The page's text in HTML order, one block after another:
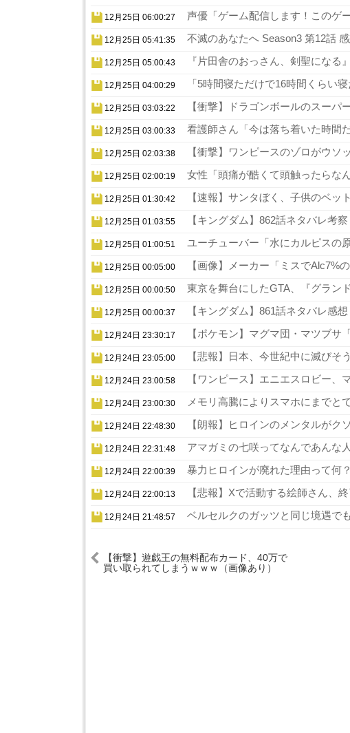
12月25日 06:00:27 声優「ゲーム配信します！このゲ
12月25日 05:41:35 不滅のあなたへ Season3 第12話
12月25日 05:00:43 『片田舎のおっさん、剣聖になる
12月25日 04:00:29 「5時間寝ただけで16時間くらい
12月25日 03:03:22 【衝撃】ドラゴンボールのスーパ
12月25日 03:00:33 看護師さん「今は落ち着いた時間
12月25日 02:03:38 【衝撃】ワンピースのゾロがウ
12月25日 02:00:19 女性「頭痛が酷くて頭触ったらな
12月25日 01:30:42 【速報】サンタぼく、子供のベッ
12月25日 01:03:55 【キングダム】862話ネタバレ考
12月25日 01:00:51 ユーチューバー「水にカルピスの
12月25日 00:05:00 【画像】メーカー「ミスで
12月25日 00:00:50 東京を舞台にしたGTA、『グラン
12月25日 00:00:37 【キングダム】861話ネタバレ感
12月24日 23:30:17 【ポケモン】マグマ団・マツブ
12月24日 23:05:00 【悲報】日本、今世紀中に滅びそ
12月24日 23:00:58 【ワンピース】エニエスロビー
12月24日 23:00:30 メモリ高騰によりスマホにまでと
12月24日 22:48:30 【朗報】ヒロインのメンタルがク
12月24日 22:31:48 アマガミの七咲ってなんであんな
12月24日 22:00:39 暴力ヒロインが廃れた理由って何
12月24日 22:00:13 【悲報】Xで活動する絵師さん、
12月24日 21:48:57 ベルセルクのガッツと同じ境遇で
【衝撃】遊戯王の無料配布カード、40万で
買い取られてしまうｗｗｗ（画像あり）